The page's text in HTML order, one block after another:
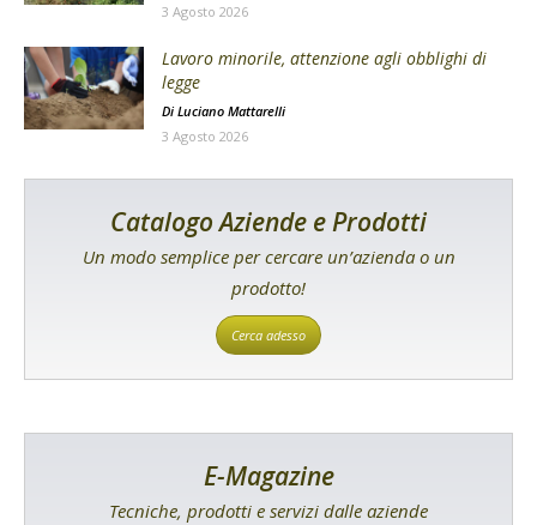
3 Agosto 2026
Lavoro minorile, attenzione agli obblighi di
legge
Di Luciano Mattarelli
3 Agosto 2026
Catalogo Aziende e Prodotti
Un modo semplice per cercare un’azienda o un
prodotto!
Cerca adesso
E-Magazine
Tecniche, prodotti e servizi dalle aziende